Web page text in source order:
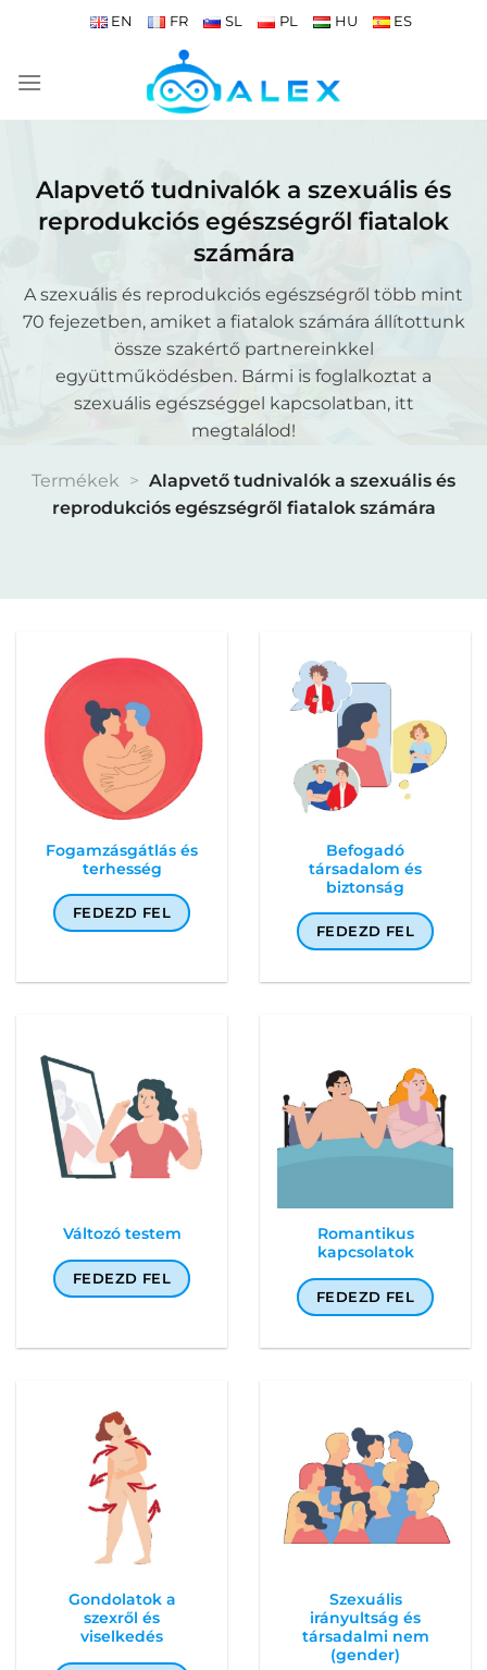
EN FR SL PL HU ES
Alapvető tudnivalók a szexuális és
reprodukciós egészségről fiatalok
számára
A szexuális és reprodukciós egészségről több mint
70 fejezetben, amiket a fiatalok számára állítottunk
össze szakértő partnereinkkel
együttműködésben. Bármi is foglalkoztat a
szexuális egészséggel kapcsolatban, itt
megtalálod!
Termékek > Alapvető tudnivalók a szexuális és
reprodukciós egészségről fiatalok számára
Fogamzásgátlás és
terhesség
FEDEZD FEL
Befogadó
társadalom és
biztonság
FEDEZD FEL
Változó testem
FEDEZD FEL
Romantikus
kapcsolatok
FEDEZD FEL
Gondolatok a
szexről és
viselkedés
Szexuális
irányultság és
társadalmi nem
(gender)